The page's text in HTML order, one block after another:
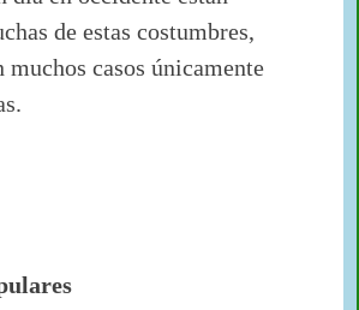
de estas costumbres,
muchos casos únicamente